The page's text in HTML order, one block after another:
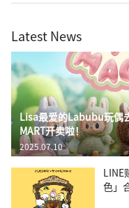
Latest News
Lisa最爱的Labubu玩偶
MART开卖啦！
2025.07.10
LINE
色」